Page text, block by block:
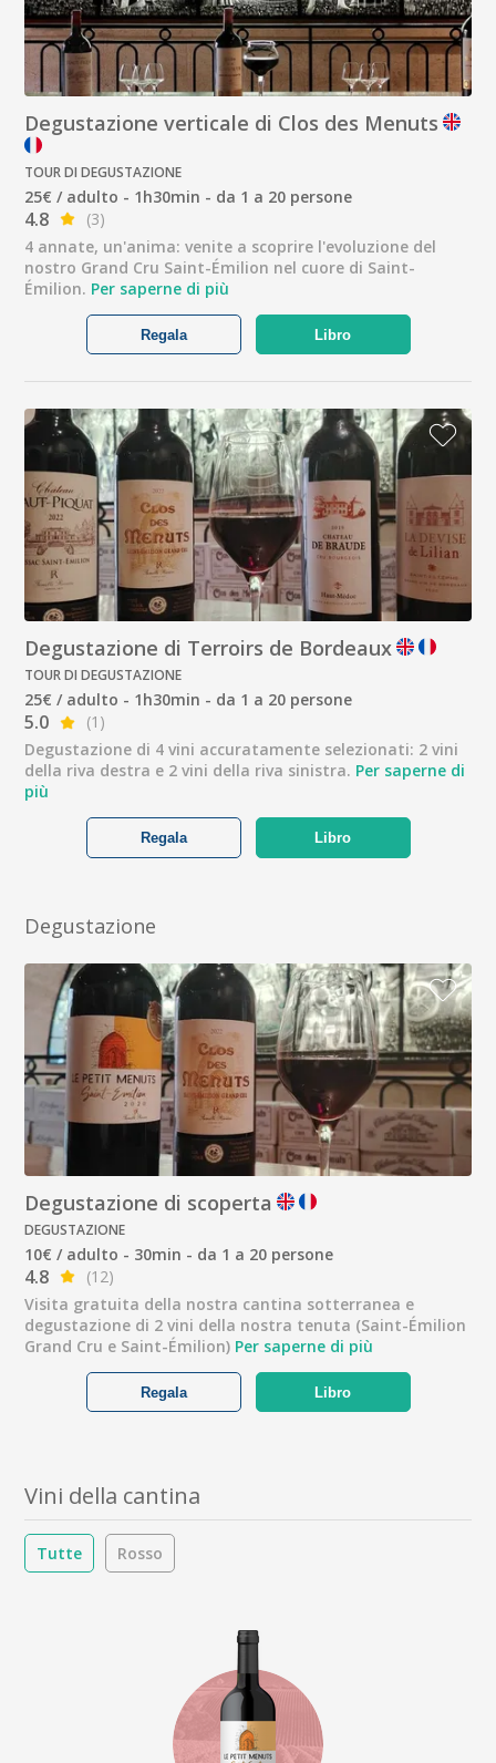
Degustazione verticale di Clos des Menuts
TOUR DI DEGUSTAZIONE
25€ / adulto - 1h30min - da 1 a 20 persone
4.8
(3)
4 annate, un'anima: venite a scoprire l'evoluzione del
nostro Grand Cru Saint-Émilion nel cuore di Saint-
Émilion. Per saperne di più
Libro
Regala
Degustazione di Terroirs de Bordeaux
TOUR DI DEGUSTAZIONE
25€ / adulto - 1h30min - da 1 a 20 persone
5.0
(1)
Degustazione di 4 vini accuratamente selezionati: 2 vini
della riva destra e 2 vini della riva sinistra. Per saperne di
più
Libro
Regala
Degustazione
Degustazione di scoperta
DEGUSTAZIONE
10€ / adulto - 30min - da 1 a 20 persone
4.8
(12)
Visita gratuita della nostra cantina sotterranea e
degustazione di 2 vini della nostra tenuta (Saint-Émilion
Grand Cru e Saint-Émilion) Per saperne di più
Libro
Regala
Vini della cantina
Tutte Rosso